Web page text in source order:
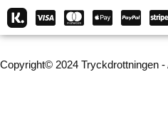
Copyright© 2024 Tryckdrottningen